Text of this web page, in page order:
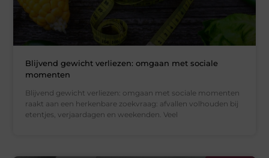
Blijvend gewicht verliezen: omgaan met sociale
momenten
Blijvend gewicht verliezen: omgaan met sociale momenten
raakt aan een herkenbare zoekvraag: afvallen volhouden bij
etentjes, verjaardagen en weekenden. Veel